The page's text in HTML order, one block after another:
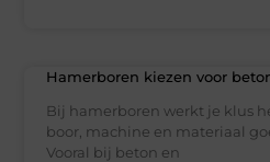
Hamerboren kiezen voor
Bij hamerboren werkt je klus
boor, machine en materiaal
Vooral bij beton en